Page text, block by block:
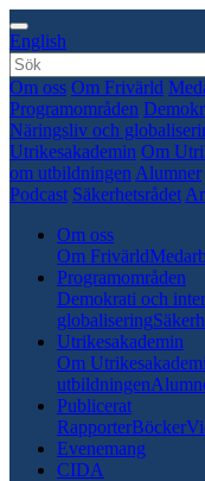
English
Om oss Om Frivärld
Programområden
Näringsliv och
Utrikesakademin Om
om utbildningen Alumner
Podcast Säkerhetsrådet
Om oss
Om Frivärld
Programområden
Demokrati och
globalisering
Utrikesakademin
Om
utbildningen
Publicerat
RapporterBöcker
Evenemang
CIDA